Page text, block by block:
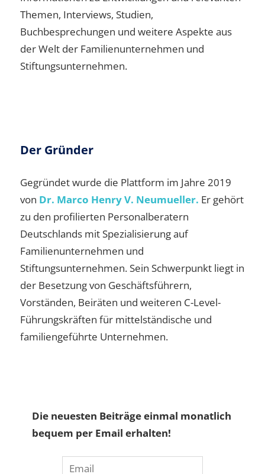
Themen, Interviews, Studien,
Buchbesprechungen und weitere Aspekte aus
der Welt der Familienunternehmen und
Stiftungsunternehmen.
Der Gründer
Gegründet wurde die Plattform im Jahre 2019
von Dr. Marco Henry V. Neumueller. Er gehört
zu den profilierten Personalberatern
Deutschlands mit Spezialisierung auf
Familienunternehmen und
Stiftungsunternehmen. Sein Schwerpunkt liegt in
der Besetzung von Geschäftsführern,
Vorständen, Beiräten und weiteren C-Level-
Führungskräften für mittelständische und
familiengeführte Unternehmen.
Die neuesten Beiträge einmal monatlich
bequem per Email erhalten!